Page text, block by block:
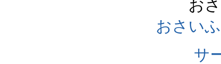
お
おさい
サ